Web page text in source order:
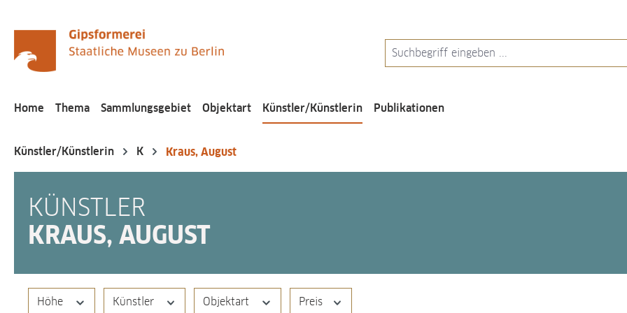
Home Thema Sammlungsgebiet Objektart Künstler/Künstlerin Publikationen
Künstler/Künstlerin K Kraus, August
KÜNSTLER
KRAUS, AUGUST
Höhe Künstler Objektart Preis